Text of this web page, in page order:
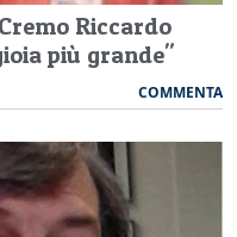
Riccardo
più grande"
COMMENTA